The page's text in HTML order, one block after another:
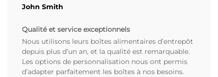
John Smith
Qualité et service exceptionnels
Nous utilisons leurs boîtes alimentaires d’entrepôt
depuis plus d’un an, et la qualité est remarquable.
Les options de personnalisation nous ont permis
d’adapter parfaitement les boîtes à nos besoins.